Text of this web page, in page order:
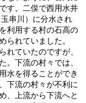
す。二俣で西用水井
串川）に分水され
利用する村の石高の
られていました。
ていたのですが、
。下流の村々では、
水を得ることができ
下流の村々が不利に
、上流から下流へと